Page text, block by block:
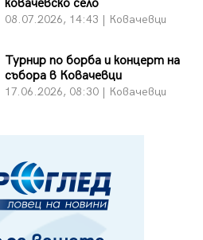
ковачевско село
08.07.2026, 14:43 | Ковачевци
Турнир по борба и концерт на
събора в Ковачевци
17.06.2026, 08:30 | Ковачевци